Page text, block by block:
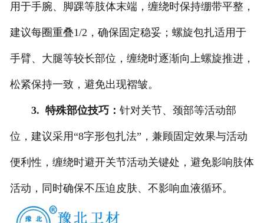
用于手腕、脚踝等肢体末端，缠绕时保持绷带平整，
建议每圈重叠1/2，确保固定稳妥；螺旋包扎适用于
手臂、大腿等较长部位，缠绕时逐渐向上螺旋推进，
松紧保持一致，避免出现褶皱。
3. 特殊部位技巧： 针对关节、颈部等活动部
位，建议采用“8字形包扎法”，兼顾固定效果与活动
便利性，缠绕时避开关节活动关键处，避免影响肢体
活动，同时确保不压迫皮肤、不影响血液循环。